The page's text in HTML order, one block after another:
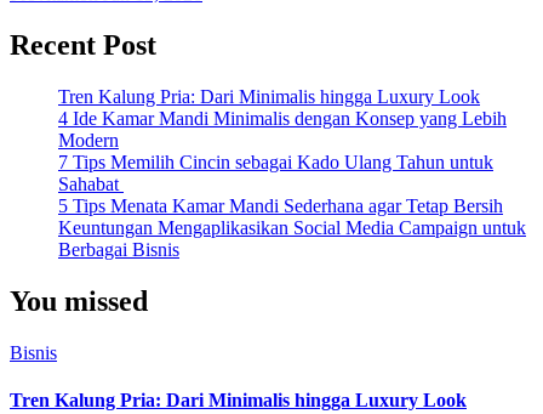
Recent Post
Tren Kalung Pria: Dari Minimalis hingga Luxury Look
4 Ide Kamar Mandi Minimalis dengan Konsep yang Lebih
Modern
7 Tips Memilih Cincin sebagai Kado Ulang Tahun untuk
Sahabat
5 Tips Menata Kamar Mandi Sederhana agar Tetap Bersih
Keuntungan Mengaplikasikan Social Media Campaign untuk
Berbagai Bisnis
You missed
Bisnis
Tren Kalung Pria: Dari Minimalis hingga Luxury Look